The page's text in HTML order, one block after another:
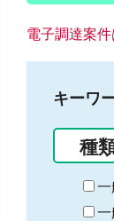
電子調達案件
キーワ
種
一
一